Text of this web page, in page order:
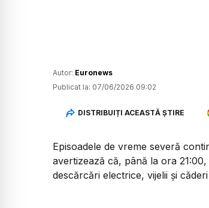
Autor: Euronews
Publicat la: 07/06/2026 09:02
DISTRIBUIȚI ACEASTĂ ȘTIRE
Episoadele de vreme severă
avertizează că, până la ora
descărcări electrice, vijelii și